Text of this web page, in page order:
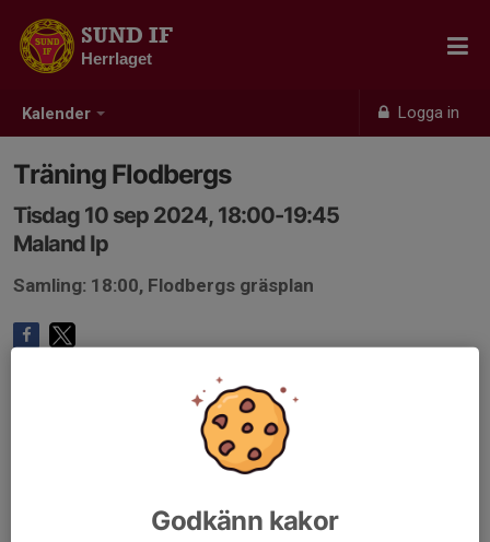
Kalender Logga in
SUND IF
Herrlaget
Träning Flodbergs
Tisdag 10 sep 2024, 18:00-19:45
Maland Ip
Samling: 18:00, Flodbergs gräsplan
Godkänn kakor